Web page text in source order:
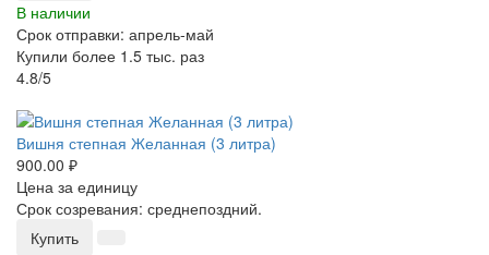
В наличии
Срок отправки: апрель-май
Купили более 1.5 тыс. раз
4.8/5
Вишня степная Желанная (3 литра)
900.00 ₽
Цена за единицу
Срок созревания: среднепоздний.
Купить